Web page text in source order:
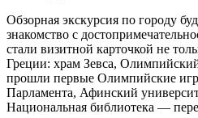
Обзорная экскурсия по городу
знакомство с
стали визитной карточкой не
Греции: храм Зевса,
прошли первые Олимпийские
Парламента, Афинский
Национальная библиотека —